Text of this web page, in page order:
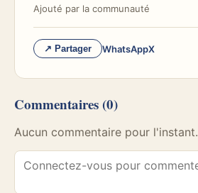
Ajouté par la communauté
↗ Partager WhatsAppX
Commentaires (0)
Aucun commentaire pour l'instant.